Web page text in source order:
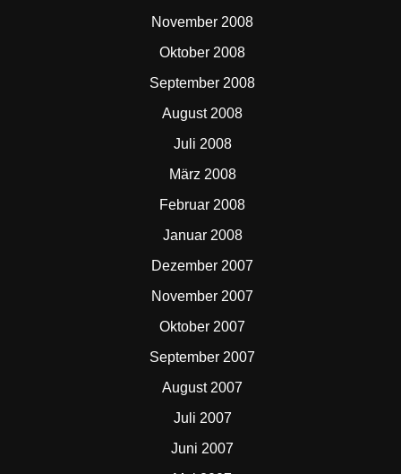
November 2008
Oktober 2008
September 2008
August 2008
Juli 2008
März 2008
Februar 2008
Januar 2008
Dezember 2007
November 2007
Oktober 2007
September 2007
August 2007
Juli 2007
Juni 2007